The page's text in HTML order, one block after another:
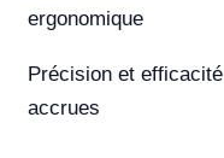
ergonomique
Précision et efficacité
accrues